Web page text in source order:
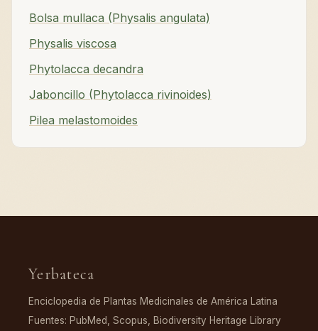
Bolsa mullaca (Physalis angulata)
Physalis viscosa
Phytolacca decandra
Jaboncillo (Phytolacca rivinoides)
Pilea melastomoides
Yerbateca
Enciclopedia de Plantas Medicinales de América Latina
Fuentes: PubMed, Scopus, Biodiversity Heritage Library